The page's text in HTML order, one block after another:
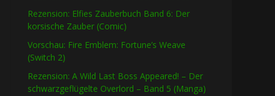
Rezension: Elfies Zauberbuch Band 6: Der
korsische Zauber (Comic)
Vorschau: Fire Emblem: Fortune’s Weave
(Switch 2)
Rezension: A Wild Last Boss Appeared! – Der
schwarzgeflügelte Overlord – Band 5 (Manga)